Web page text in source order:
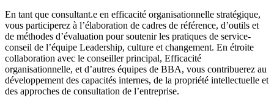
En tant que consultant.e en efficacité organisationnelle stratégique,
vous participerez à l’élaboration de cadres de référence, d’outils et
de méthodes d’évaluation pour soutenir les pratiques de service-
conseil de l’équipe Leadership, culture et changement. En étroite
collaboration avec le conseiller principal, Efficacité
organisationnelle, et d’autres équipes de BBA, vous contribuerez au
développement des capacités internes, de la propriété intellectuelle et
des approches de consultation de l’entreprise.